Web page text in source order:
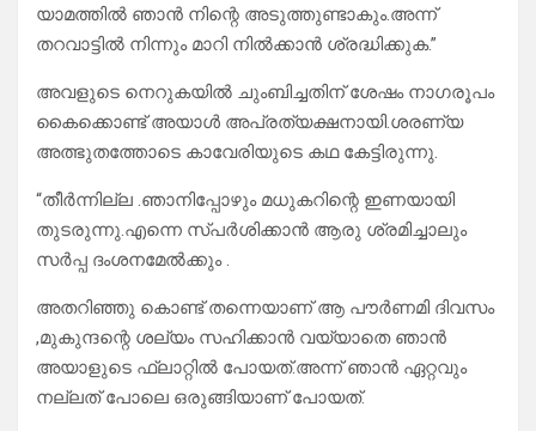
യാമത്തിൽ ഞാൻ നിന്റെ അടുത്തുണ്ടാകും.അന്ന്
തറവാട്ടിൽ നിന്നും മാറി നിൽക്കാൻ ശ്രദ്ധിക്കുക.”
അവളുടെ നെറുകയിൽ ചുംബിച്ചതിന്‌ ശേഷം നാഗരൂപം
കൈക്കൊണ്ട് അയാൾ അപ്രത്യക്ഷനായി.ശരണ്യ
അത്ഭുതത്തോടെ കാവേരിയുടെ കഥ കേട്ടിരുന്നു.
“തീർന്നില്ല .ഞാനിപ്പോഴും മധുകറിന്റെ ഇണയായി
തുടരുന്നു.എന്നെ സ്പർശിക്കാൻ ആരു ശ്രമിച്ചാലും
സർപ്പ ദംശനമേൽക്കും .
അതറിഞ്ഞു കൊണ്ട് തന്നെയാണ് ആ പൗർണമി ദിവസം
,മുകുന്ദന്റെ ശല്യം സഹിക്കാൻ വയ്യാതെ ഞാൻ
അയാളുടെ ഫ്ലാറ്റിൽ പോയത്.അന്ന് ഞാൻ ഏറ്റവും
നല്ലത്‌ പോലെ ഒരുങ്ങിയാണ് പോയത്.